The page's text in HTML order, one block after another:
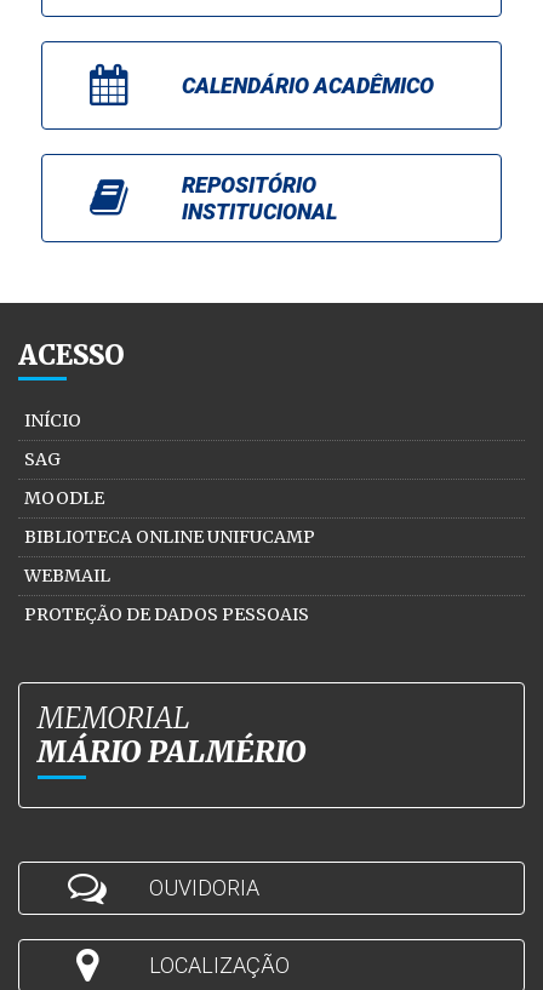
CALENDÁRIO ACADÊMICO
REPOSITÓRIO
INSTITUCIONAL
ACESSO
INÍCIO
SAG
MOODLE
BIBLIOTECA ONLINE UNIFUCAMP
WEBMAIL
PROTEÇÃO DE DADOS PESSOAIS
MEMORIAL
MÁRIO PALMÉRIO
OUVIDORIA
LOCALIZAÇÃO